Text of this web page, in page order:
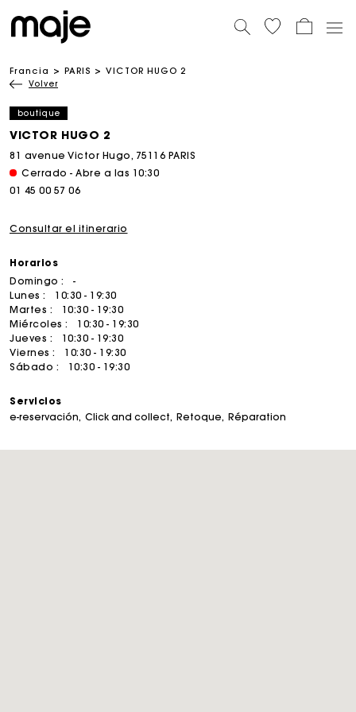
Francia PARIS VICTOR HUGO 2
Volver
boutique
VICTOR HUGO 2
81 avenue Victor Hugo, 75116 PARIS
Cerrado - Abre a las 10:30
01 45 00 57 06
Consultar el itinerario
Horarios
Domingo :
-
Lunes :
10:30 - 19:30
Martes :
10:30 - 19:30
Miércoles :
10:30 - 19:30
Jueves :
10:30 - 19:30
Viernes :
10:30 - 19:30
Sábado :
10:30 - 19:30
Servicios
e-reservación Click and collect Retoque Réparation